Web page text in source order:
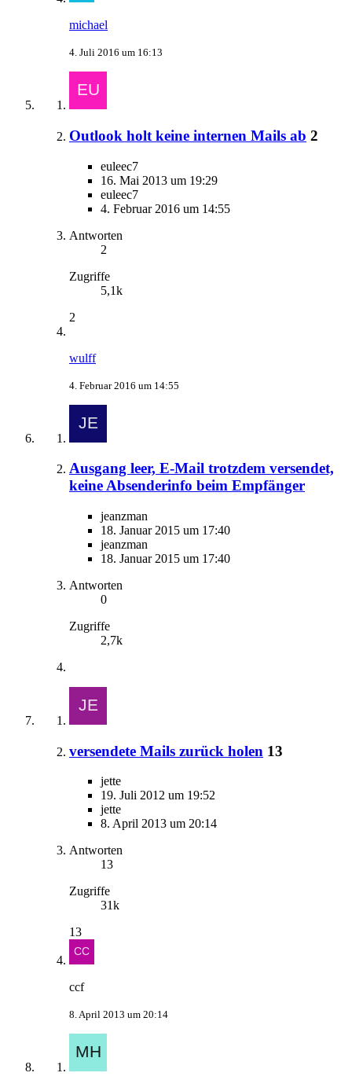
michael
4. Juli 2016 um 16:13
Outlook holt keine internen Mails ab 2
euleec7
16. Mai 2013 um 19:29
euleec7
4. Februar 2016 um 14:55
Antworten
2
Zugriffe
5,1k
2
wulff
4. Februar 2016 um 14:55
Ausgang leer, E-Mail trotzdem versendet,
keine Absenderinfo beim Empfänger
jeanzman
18. Januar 2015 um 17:40
jeanzman
18. Januar 2015 um 17:40
Antworten
0
Zugriffe
2,7k
versendete Mails zurück holen 13
jette
19. Juli 2012 um 19:52
jette
8. April 2013 um 20:14
Antworten
13
Zugriffe
31k
13
ccf
8. April 2013 um 20:14